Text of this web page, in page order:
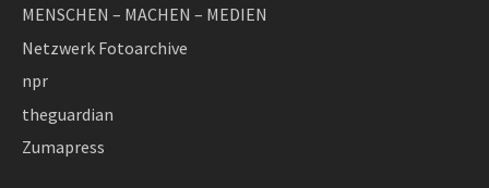
MENSCHEN – MACHEN – MEDIEN
Netzwerk Fotoarchive
npr
theguardian
Zumapress